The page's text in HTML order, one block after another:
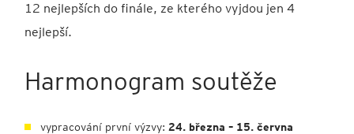
12 nejlepších do finále, ze kterého vyjdou jen 4
nejlepší.
Harmonogram soutěže
vypracování první výzvy: 24. března – 15. června